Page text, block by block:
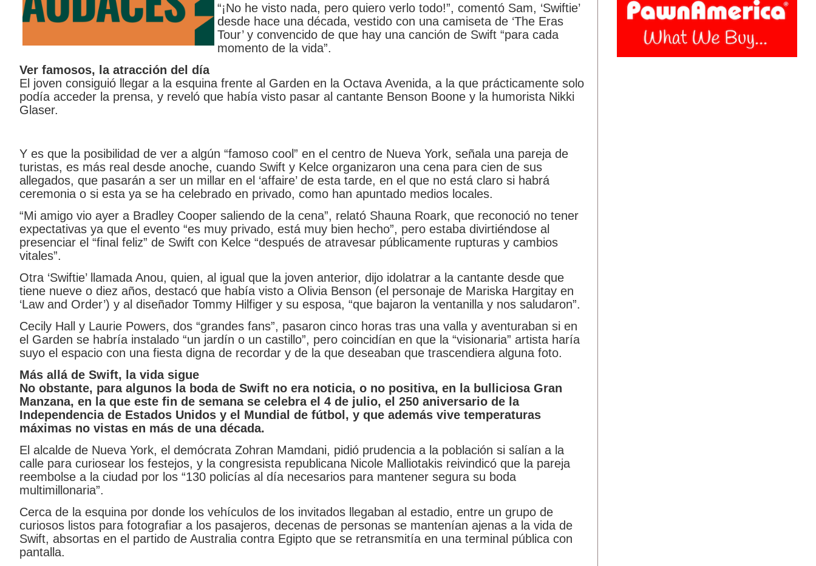
“¡No he visto nada, pero quiero verlo todo!”, comentó Sam, ‘Swiftie’
desde hace una década, vestido con una camiseta de ‘The Eras
Tour’ y convencido de que hay una canción de Swift “para cada
momento de la vida”.
Ver famosos, la atracción del día
El joven consiguió llegar a la esquina frente al Garden en la Octava Avenida, a la que prácticamente solo
podía acceder la prensa, y reveló que había visto pasar al cantante Benson Boone y la humorista Nikki
Glaser.
Y es que la posibilidad de ver a algún “famoso cool” en el centro de Nueva York, señala una pareja de
turistas, es más real desde anoche, cuando Swift y Kelce organizaron una cena para cien de sus
allegados, que pasarán a ser un millar en el ‘affaire’ de esta tarde, en el que no está claro si habrá
ceremonia o si esta ya se ha celebrado en privado, como han apuntado medios locales.
“Mi amigo vio ayer a Bradley Cooper saliendo de la cena”, relató Shauna Roark, que reconoció no tener
expectativas ya que el evento “es muy privado, está muy bien hecho”, pero estaba divirtiéndose al
presenciar el “final feliz” de Swift con Kelce “después de atravesar públicamente rupturas y cambios
vitales”.
Otra ‘Swiftie’ llamada Anou, quien, al igual que la joven anterior, dijo idolatrar a la cantante desde que
tiene nueve o diez años, destacó que había visto a Olivia Benson (el personaje de Mariska Hargitay en
‘Law and Order’) y al diseñador Tommy Hilfiger y su esposa, “que bajaron la ventanilla y nos saludaron”.
Cecily Hall y Laurie Powers, dos “grandes fans”, pasaron cinco horas tras una valla y aventuraban si en
el Garden se habría instalado “un jardín o un castillo”, pero coincidían en que la “visionaria” artista haría
suyo el espacio con una fiesta digna de recordar y de la que deseaban que trascendiera alguna foto.
Más allá de Swift, la vida sigue
No obstante, para algunos la boda de Swift no era noticia, o no positiva, en la bulliciosa Gran
Manzana, en la que este fin de semana se celebra el 4 de julio, el 250 aniversario de la
Independencia de Estados Unidos y el Mundial de fútbol, y que además vive temperaturas
máximas no vistas en más de una década.
El alcalde de Nueva York, el demócrata Zohran Mamdani, pidió prudencia a la población si salían a la
calle para curiosear los festejos, y la congresista republicana Nicole Malliotakis reivindicó que la pareja
reembolse a la ciudad por los “130 policías al día necesarios para mantener segura su boda
multimillonaria”.
Cerca de la esquina por donde los vehículos de los invitados llegaban al estadio, entre un grupo de
curiosos listos para fotografiar a los pasajeros, decenas de personas se mantenían ajenas a la vida de
Swift, absortas en el partido de Australia contra Egipto que se retransmitía en una terminal pública con
pantalla.